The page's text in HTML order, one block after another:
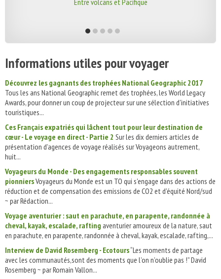
Entre volcans et Pacifique
Informations utiles pour voyager
Découvrez les gagnants des trophées National Geographic 2017
Tous les ans National Geographic remet des trophées, les World Legacy
Awards, pour donner un coup de projecteur sur une sélection d'initiatives
touristiques...
Ces Français expatriés qui lâchent tout pour leur destination de
cœur - Le voyage en direct - Partie 2 Sur les dix derniers articles de
présentation d’agences de voyage réalisés sur Voyageons autrement,
huit...
Voyageurs du Monde - Des engagements responsables souvent
pionniersVoyageurs du Monde est un TO qui s'engage dans des actions de
réduction et de compensation des emissions de CO2 et d'équité Nord/sud
~ par Rédaction...
Voyage aventurier : saut en parachute, en parapente, randonnée à
cheval, kayak, escalade, rafting aventurier amoureux de la nature, saut
en parachute, en parapente, randonnée à cheval, kayak, escalade, rafting,...
Interview de David Rosemberg - Ecotours“Les moments de partage
avec les communautés,sont des moments que l’on n’oublie pas !” David
Rosemberg ~ par Romain Vallon...